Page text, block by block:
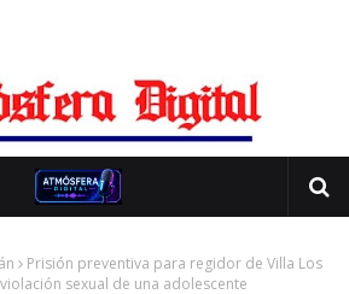
Prisión preventiva para regidor de Villa Los
sexual de una adolescente